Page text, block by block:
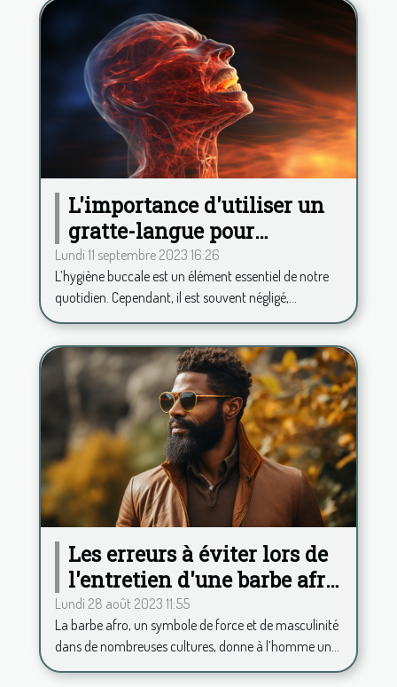
L'importance d'utiliser un
gratte-langue pour
maintenir une haleine
fraîche
Lundi 11 septembre 2023 16:26
L’hygiène buccale est un élément essentiel de notre
quotidien. Cependant, il est souvent négligé,...
Les erreurs à éviter lors de
l'entretien d'une barbe afro
pour toujours rester chic
Lundi 28 août 2023 11:55
La barbe afro, un symbole de force et de masculinité
dans de nombreuses cultures, donne à l’homme un...